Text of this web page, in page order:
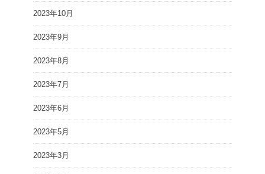
2023年10月
2023年9月
2023年8月
2023年7月
2023年6月
2023年5月
2023年3月